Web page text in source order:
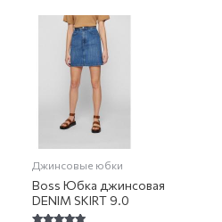
Джинсовые юбки
Boss Юбка джинсовая
DENIM SKIRT 9.0